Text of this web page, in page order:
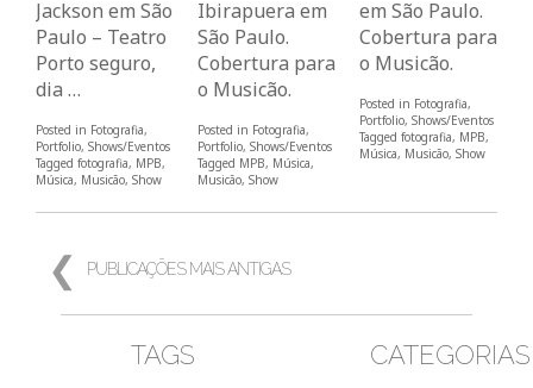
Jackson em São
Paulo – Teatro
Porto seguro,
dia …
Posted in Fotografia,
Portfolio, Shows/Eventos
Tagged fotografia, MPB,
Música, Musicão, Show
Ibirapuera em
São Paulo.
Cobertura para
o Musicão.
Posted in Fotografia,
Portfolio, Shows/Eventos
Tagged MPB, Música,
Musicão, Show
em São Paulo.
Cobertura para
o Musicão.
Posted in Fotografia,
Portfolio,Shows/Eventos
Taggedfotografia, MPB,
Música, Musicão,Show
POR
POSTS
PUBLICAÇÕES MAIS ANTIGAS
TAGS CATEGORIAS